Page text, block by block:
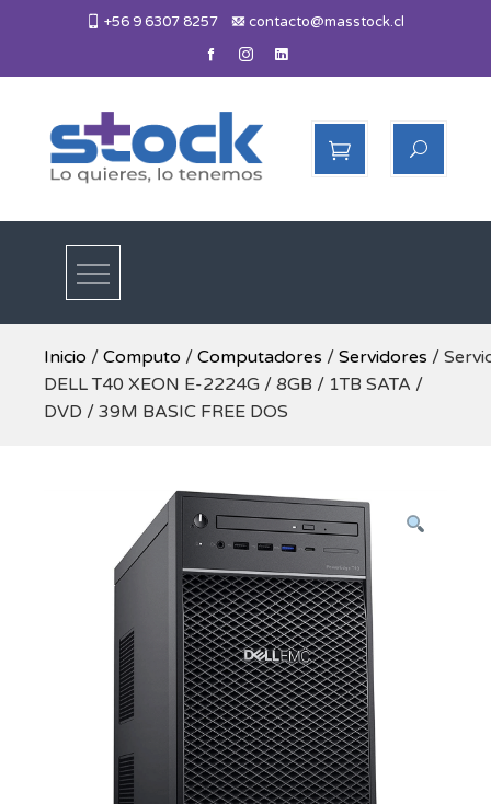
+56 9 6307 8257 contacto@masstock.cl
Más Stock
Inicio / Computo / Computadores / Servidores /
DELL T40 XEON E-2224G / 8GB / 1TB SATA /
DVD / 39M BASIC FREE DOS